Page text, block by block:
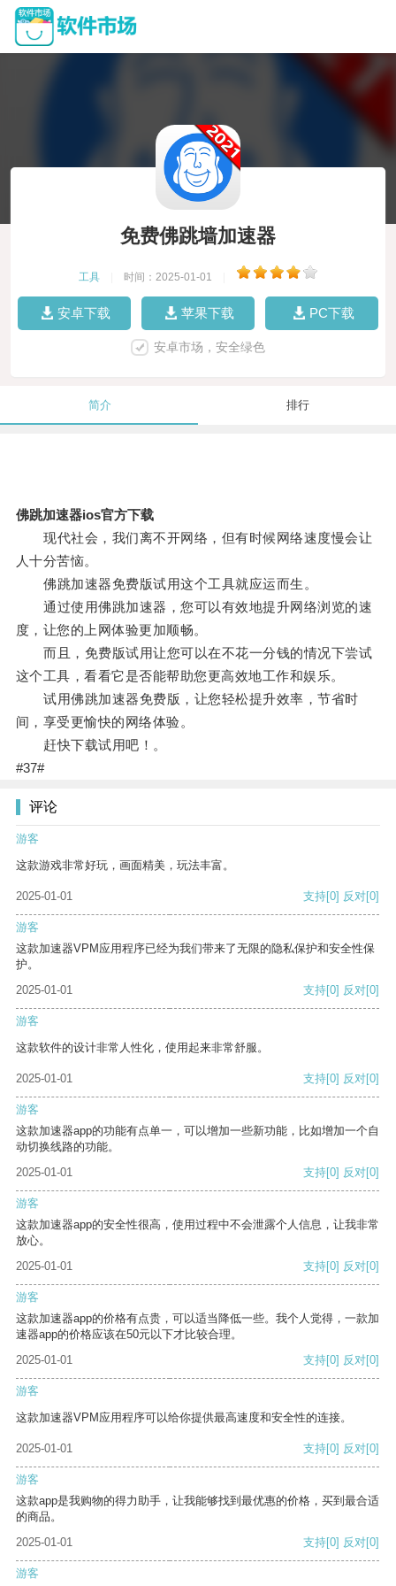
免费佛跳墙加速器
工具 时间：2025-01-01
安卓下载 苹果下载 PC下载
安卓市场，安全绿色
简介 排行
佛跳加速器ios官方下载
现代社会，我们离不开网络，但有时候网络速度慢会让
人十分苦恼。
佛跳加速器免费版试用这个工具就应运而生。
通过使用佛跳加速器，您可以有效地提升网络浏览的速
度，让您的上网体验更加顺畅。
而且，免费版试用让您可以在不花一分钱的情况下尝试
这个工具，看看它是否能帮助您更高效地工作和娱乐。
试用佛跳加速器免费版，让您轻松提升效率，节省时
间，享受更愉快的网络体验。
赶快下载试用吧！。
#37#
评论
游客
这款游戏非常好玩，画面精美，玩法丰富。
2025-01-01 支持[0] 反对[0]
游客
这款加速器VPM应用程序已经为我们带来了无限的隐私保护和安全性保
护。
2025-01-01
支持[0] 反对[0]
游客
这款软件的设计非常人性化，使用起来非常舒服。
2025-01-01 支持[0] 反对[0]
游客
这款加速器app的功能有点单一，可以增加一些新功能，比如增加一个自
动切换线路的功能。
2025-01-01
支持[0] 反对[0]
游客
这款加速器app的安全性很高，使用过程中不会泄露个人信息，让我非常
放心。
2025-01-01
支持[0] 反对[0]
游客
这款加速器app的价格有点贵，可以适当降低一些。我个人觉得，一款加
速器app的价格应该在50元以下才比较合理。
2025-01-01
支持[0] 反对[0]
游客
这款加速器VPM应用程序可以给你提供最高速度和安全性的连接。
2025-01-01 支持[0] 反对[0]
游客
这款app是我购物的得力助手，让我能够找到最优惠的价格，买到最合适
的商品。
2025-01-01
支持[0] 反对[0]
游客